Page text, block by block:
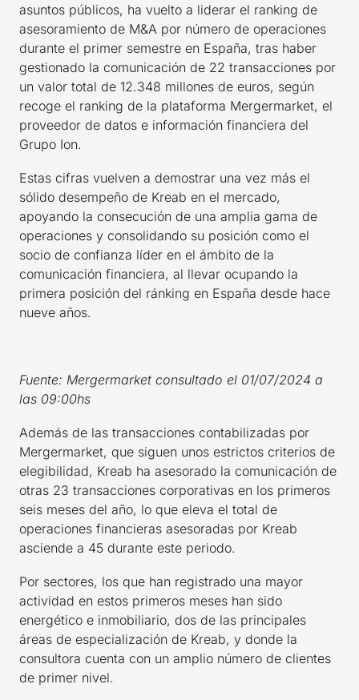
asuntos públicos, ha vuelto a liderar el ranking de
asesoramiento de M&A por número de operaciones
durante el primer semestre en España, tras haber
gestionado la comunicación de 22 transacciones por
un valor total de 12.348 millones de euros, según
recoge el ranking de la plataforma Mergermarket, el
proveedor de datos e información financiera del
Grupo Ion.
Estas cifras vuelven a demostrar una vez más el
sólido desempeño de Kreab en el mercado,
apoyando la consecución de una amplia gama de
operaciones y consolidando su posición como el
socio de confianza líder en el ámbito de la
comunicación financiera, al llevar ocupando la
primera posición del ránking en España desde hace
nueve años.
Fuente: Mergermarket consultado el 01/07/2024 a
las 09:00hs
Además de las transacciones contabilizadas por
Mergermarket, que siguen unos estrictos criterios de
elegibilidad, Kreab ha asesorado la comunicación de
otras 23 transacciones corporativas en los primeros
seis meses del año, lo que eleva el total de
operaciones financieras asesoradas por Kreab
asciende a 45 durante este periodo.
Por sectores, los que han registrado una mayor
actividad en estos primeros meses han sido
energético e inmobiliario, dos de las principales
áreas de especialización de Kreab, y donde la
consultora cuenta con un amplio número de clientes
de primer nivel.